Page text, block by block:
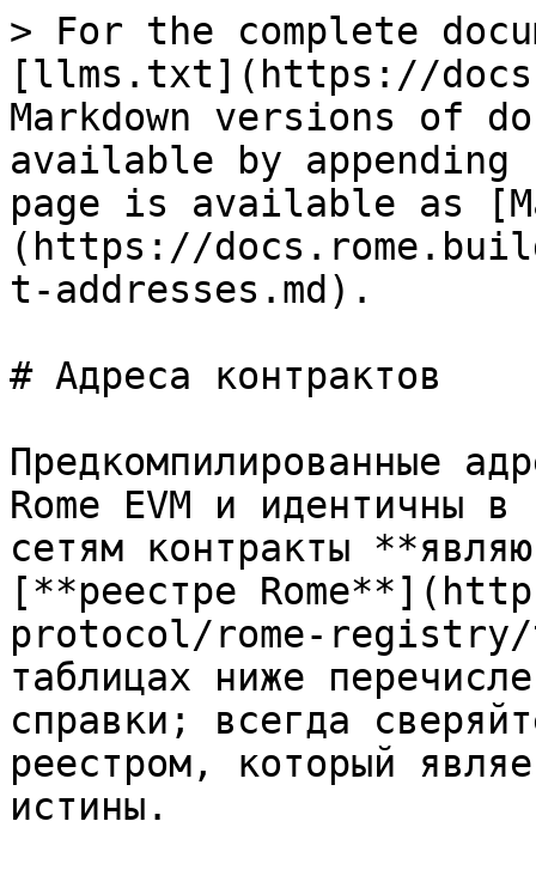
> For the complete
[llms.txt](https://
Markdown versions of
available by
page is available as
(https://
t-addresses.md).
# Адреса контрактов
Предкомпилированные
Rome EVM и идентичны
сетям контракты
[**реестре
protocol/rome-
таблицах ниже
справки; всегда
реестром, который
истины.